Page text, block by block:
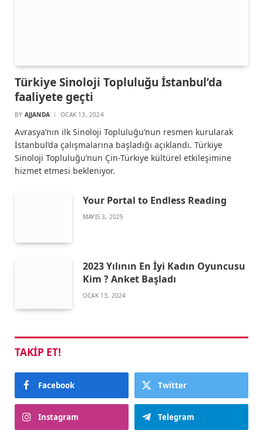
Türkiye Sinoloji Topluluğu İstanbul’da
faaliyete geçti
BY AJJANDA OCAK 13, 2024
Avrasya’nın ilk Sinoloji Topluluğu’nun resmen kurularak
İstanbul’da çalışmalarına başladığı açıklandı. Türkiye
Sinoloji Topluluğu’nun Çin-Türkiye kültürel etkileşimine
hizmet etmesi bekleniyor.
Your Portal to Endless Reading
MAYIS 3, 2025
2023 Yılının En İyi Kadın Oyuncusu
Kim ? Anket Başladı
OCAK 13, 2024
TAKIP ET!
Facebook Twitter
Instagram Telegram